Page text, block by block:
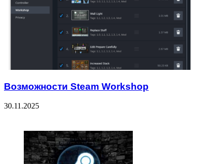
Возможности Steam Workshop
30.11.2025